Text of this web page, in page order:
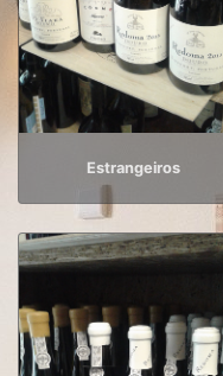
Estrangeiros